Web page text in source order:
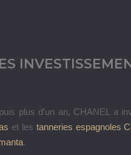
plus d’un an, CHANEL a
et les tanneries espagnoles
.